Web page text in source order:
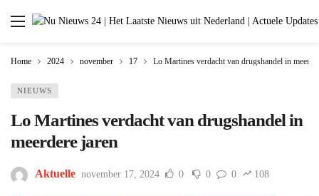
Home 2024 november 17 Lo Martines verdacht van drugshandel in
NIEUWS
Lo Martines verdacht van drugshandel in
meerdere jaren
Aktuelle november 17, 2024 0 0 0 108